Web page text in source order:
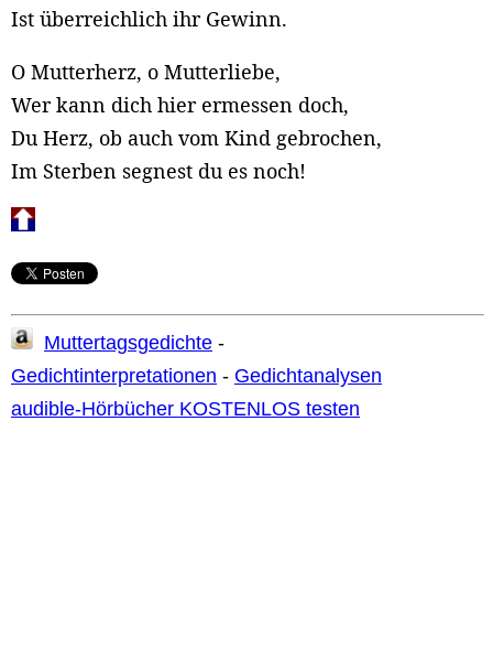
Ist überreichlich ihr Gewinn.
O Mutterherz, o Mutterliebe,
Wer kann dich hier ermessen doch,
Du Herz, ob auch vom Kind gebrochen,
Im Sterben segnest du es noch!
Muttertagsgedichte -
Gedichtinterpretationen - Gedichtanalysen
audible-Hörbücher KOSTENLOS testen